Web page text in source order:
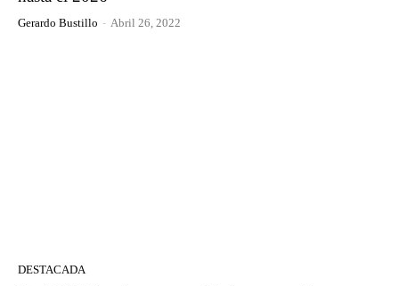
Gerardo Bustillo - Abril 26, 2022
DESTACADA